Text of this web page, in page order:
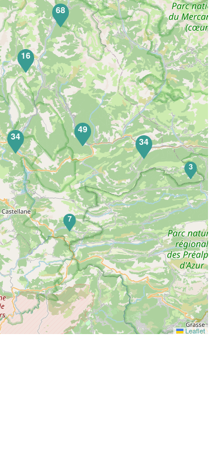
7
3
34
49
34
16
68
Leaflet